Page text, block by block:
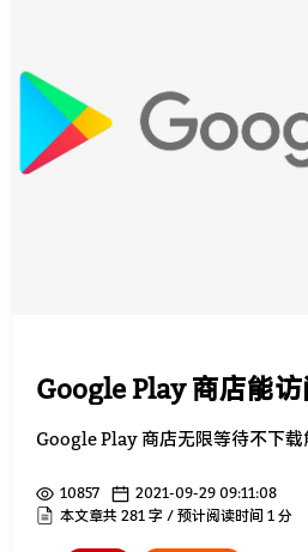
Google Play 商店能
Google Play 商店无限等待不下载
10857
2021-09-29 09:11:08
本文章共 281 字 / 预计阅读时间 1 分